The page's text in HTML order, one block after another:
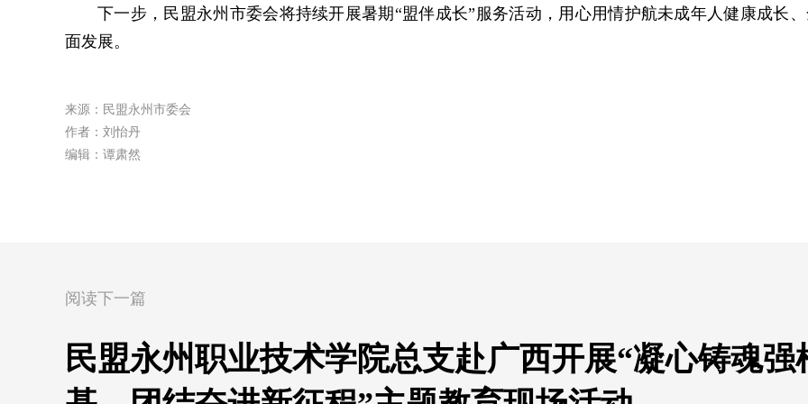
下一步， 民盟永州市委会将持续开展暑期“盟伴成长”服务活动，用心用情护航未成年人健康成长 、
面发展。
来源：民盟永州市委会
作者：刘怡丹
编辑：谭肃然
阅读下一篇
民盟永州职业技术学院总支赴广西开展“凝心铸魂强